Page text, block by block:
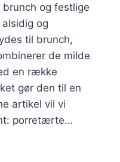
og festlige
og
til brunch,
de milde
en række
gør den til en
artikel vil vi
porretærte…